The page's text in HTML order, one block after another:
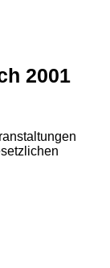
2001